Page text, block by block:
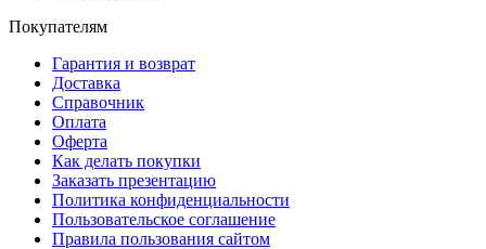
Покупателям
Гарантия и возврат
Доставка
Справочник
Оплата
Оферта
Как делать покупки
Заказать презентацию
Политика конфиденциальности
Пользовательское соглашение
Правила пользования сайтом